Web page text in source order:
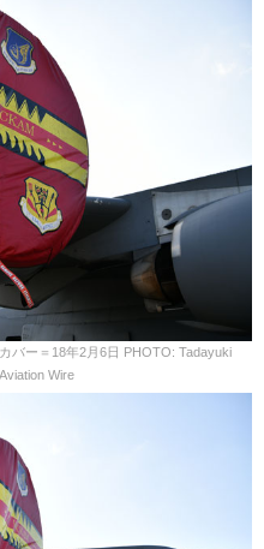
バー＝18年2月6日 PHOTO: Tadayuki
Wire